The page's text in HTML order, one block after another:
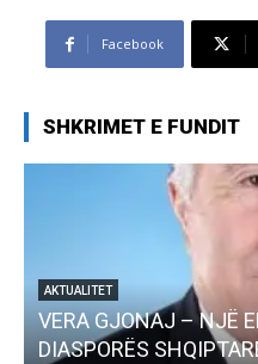
Facebook
SHKRIMET E FUNDIT
I